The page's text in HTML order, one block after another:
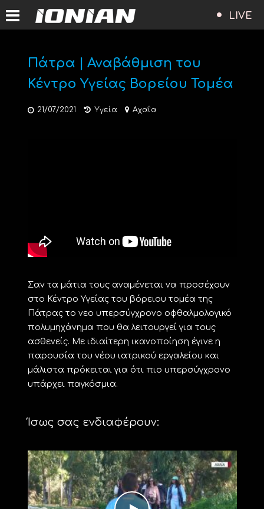
LIVE
Πάτρα | Αναβάθμιση του
Κέντρο Υγείας Βορείου Τομέα
21/07/2021 Υγεία Αχαΐα
Σαν τα μάτια τους αναμένεται να προσέχουν
στο Κέντρο Υγείας του βόρειου τομέα της
Πάτρας το νεο υπερσύγχρονο οφθαλμολογικό
πολυμηχάνημα που θα λειτουργεί για τους
ασθενείς. Με ιδιαίτερη ικανοποίηση έγινε η
παρουσία του νέου ιατρικού εργαλείου και
μάλιστα πρόκειται για ότι πιο υπερσύγχρονο
υπάρχει παγκόσμια.
Ίσως σας ενδιαφέρουν: